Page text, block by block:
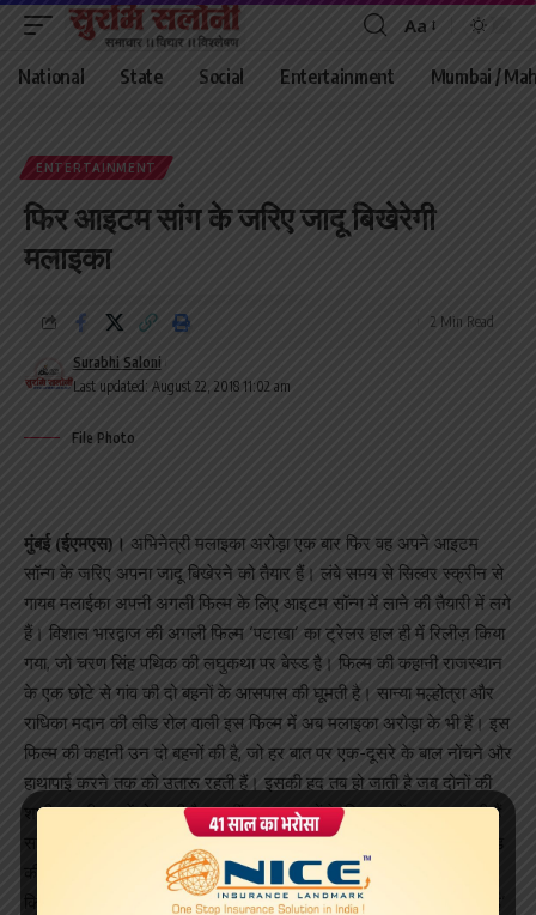
Font
Resizer
Aa
National State Social Entertainment Mumbai /
ENTERTAINMENT
फिर आइटम सांग के जरिए जादू बिखेरेगी
मलाइका
Last updated: August 22, 2018 11:02 am
Surabhi Saloni
2 Min Read
File Photo
मुंबई (ईएमएस)। अभिनेत्री मलाइका अरोड़ा एक बार फिर वह अपने आइटम
सॉन्ग के जरिए अपना जादू बिखेरने को तैयार हैं। लंबे समय से सिल्वर स्क्रीन से
गायब मलाईका अपनी अगली फिल्म के लिए आइटम सॉन्ग में लाने की तैयारी में लगे
हैं। विशाल भारद्वाज की अगली फिल्म ‘पटाखा’ का ट्रेलर हाल ही में रिलीज़ किया
गया, जो चरण सिंह पथिक की लघुकथा पर बेस्ड है। फिल्म की कहानी राजस्थान
के एक छोटे से गांव की दो बहनों के आसपास की घूमती है। सान्या मल्होत्रा और
राधि‍का मदान की लीड रोल वाली इस फिल्म में अब मलाइका अरोड़ा के भी हैं। इस
फिल्म की कहानी उन दो बहनों की है, जो हर बात पर एक-दूसरे के बाल नोंचने और
हाथापाई करने तक को उतारू रहती हैं। इसकी हद तब हो जाती है जब दोनों की
शादी एक ही घर में हो जाती है। इन्हीं लड़ाकू बहनों के किरदार में नजर आ रही हैं
सान्या मल्होत्रा और राधि‍का मदान। मिरर का खबर मिली है कि फिल्म में बॉलिवुड
की सिज़लिंग साइरन मलाइका अरोड़ा भी एंट्री मारने को तैयार हैं। मलाइका जो
कि मणि रत्नम की फिल्म ‘दिल से’ में ‘छैयां छैयां’ और ‘दबंग’ में ‘मुन्नी बदनाम हुई’